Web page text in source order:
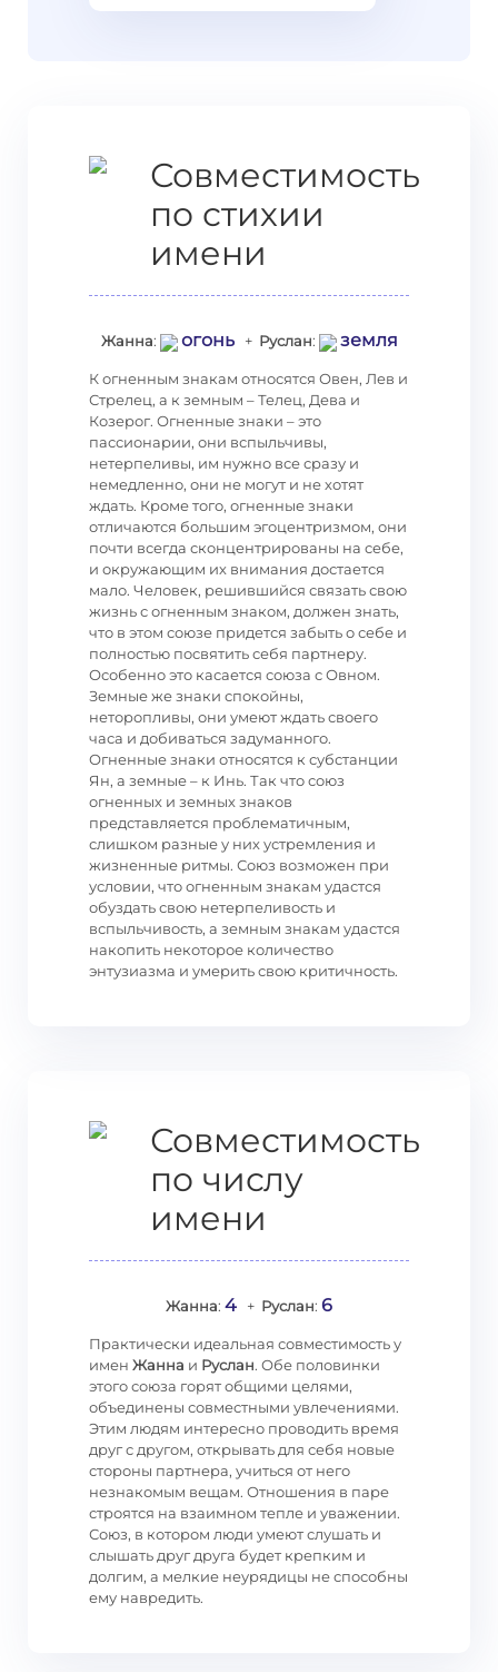
Совместимость
по стихии
имени
Жанна: огонь+ Руслан: земля
К огненным знакам относятся Овен, Лев и
Стрелец, а к земным – Телец, Дева и
Козерог. Огненные знаки – это
пассионарии, они вспыльчивы,
нетерпеливы, им нужно все сразу и
немедленно, они не могут и не хотят
ждать. Кроме того, огненные знаки
отличаются большим эгоцентризмом, они
почти всегда сконцентрированы на себе,
и окружающим их внимания достается
мало. Человек, решившийся связать свою
жизнь с огненным знаком, должен знать,
что в этом союзе придется забыть о себе и
полностью посвятить себя партнеру.
Особенно это касается союза с Овном.
Земные же знаки спокойны,
неторопливы, они умеют ждать своего
часа и добиваться задуманного.
Огненные знаки относятся к субстанции
Ян, а земные – к Инь. Так что союз
огненных и земных знаков
представляется проблематичным,
слишком разные у них устремления и
жизненные ритмы. Союз возможен при
условии, что огненным знакам удастся
обуздать свою нетерпеливость и
вспыльчивость, а земным знакам удастся
накопить некоторое количество
энтузиазма и умерить свою критичность.
Совместимость
по числу
имени
Жанна: 4 + Руслан: 6
Практически идеальная совместимость у
имен Жанна и Руслан. Обе половинки
этого союза горят общими целями,
объединены совместными увлечениями.
Этим людям интересно проводить время
друг с другом, открывать для себя новые
стороны партнера, учиться от него
незнакомым вещам. Отношения в паре
строятся на взаимном тепле и уважении.
Союз, в котором люди умеют слушать и
слышать друг друга будет крепким и
долгим, а мелкие неурядицы не способны
ему навредить.